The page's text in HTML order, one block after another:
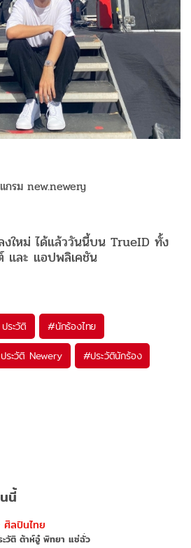
กรม new.newery
ใหม่ ได้แล้ววันนี้บน TrueID ทั้ง
และ แอปพลิเคชัน
ระวัติ #นักร้องไทย
ประวัติ Newery #ประวัตินักร้อง
นี้
ศิลปินไทย
ะวัติ ต้าห์อู๋ พิทยา แซ่ฉั่ว